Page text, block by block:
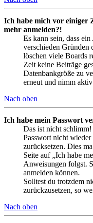
Ich habe mich vor einiger
mehr anmelden?!
Es kann sein, dass
verschieden Gründen
löschen viele Boards
Zeit keine Beiträge
Datenbankgröße zu
erneut und nimm
Nach oben
Ich habe mein Passwort
Das ist nicht
Passwort nicht
zurücksetzen. Dies
Seite auf „Ich habe
Anweisungen folgst.
anmelden können.
Solltest du trotzdem
zurückzusetzen, so
Nach oben